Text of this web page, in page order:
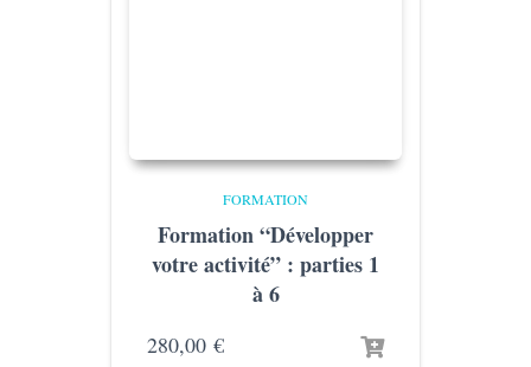
FORMATION
Formation “Développer
votre activité” : parties 1
à 6
280,00 €